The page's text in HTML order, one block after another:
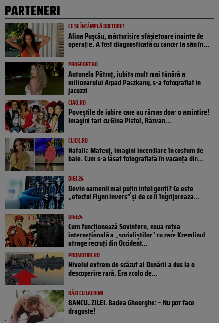
PARTENERI
CE SE ÎNTÂMPLĂ DOCTORE?
Alina Pușcău, mărturisire sfâșietoare înainte de
operație. A fost diagnosticată cu cancer la sân în...
PROSPORT.RO
Antonela Pătruț, iubita mult mai tânără a
milionarului Arpad Paszkany, s-a fotografiat în
jacuzzi
CIAO.RO
Poveştile de iubire care au rămas doar o amintire!
Imagini tari cu Gina Pistol, Răzvan...
CLICK.RO
Natalia Mateuț, imagini incendiare în costum de
baie. Cum s-a lăsat fotografiată în vacanța din...
DIGI 24
Devin oamenii mai puțin inteligenți? Ce este
„efectul Flynn invers” și de ce îi îngrijorează...
DIGI24
Cum funcționează Sovintern, noua rețea
internațională a „socialiștilor” cu care Kremlinul
atrage recruți din Occident...
PROMOTOR.RO
Nivelul extrem de scăzut al Dunării a dus la o
descoperire rară. Era acolo de...
RÂZI CU LACRIMI
BANCUL ZILEI. Badea Gheorghe: – Nu pot face
dragoste!